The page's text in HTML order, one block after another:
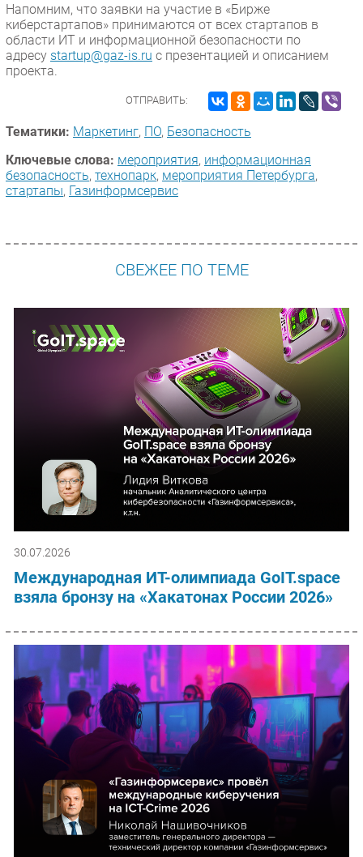
Напомним, что заявки на участие в «Бирже
киберстартапов» принимаются от всех стартапов в
области ИТ и информационной безопасности по
адресу startup@gaz-is.ru с презентацией и описанием
проекта.
ОТПРАВИТЬ:
Тематики: Маркетинг, ПО, Безопасность
Ключевые слова: мероприятия, информационная
безопасность, технопарк, мероприятия Петербурга,
стартапы, Газинформсервис
СВЕЖЕЕ ПО ТЕМЕ
30.07.2026
Международная ИТ-олимпиада GoIT.space
взяла бронзу на «Хакатонах России 2026»